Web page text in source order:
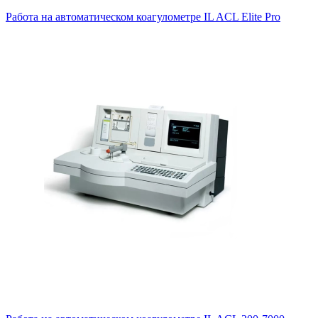
Работа на автоматическом коагулометре IL ACL Elite Pro